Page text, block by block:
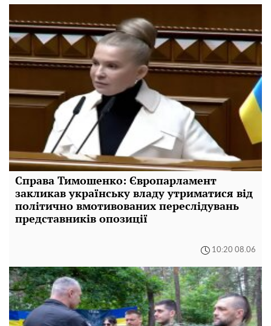
Справа Тимошенко: Європарламент
закликав українську владу утриматися від
політично вмотивованих переслідувань
представників опозиції
10:20 08.06